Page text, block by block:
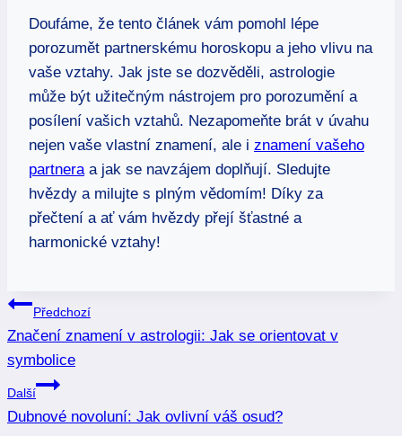
Doufáme, že tento článek vám⁢ pomohl lépe
porozumět ⁣partnerskému horoskopu ‍a⁢ jeho vlivu na
vaše vztahy. Jak jste se dozvěděli, ⁢astrologie
může být ⁤užitečným nástrojem pro porozumění a‍
posílení vašich vztahů. Nezapomeňte brát⁤ v‌ úvahu
nejen vaše ​vlastní znamení, ale ‍i znamení vašeho
partneraa jak se navzájem doplňují. Sledujte
⁢hvězdy a milujte‍ s plným vědomím! ⁢Díky za
přečtení ⁢a ⁣ať‌ vám‌ hvězdy přejí šťastné a
harmonické ‌vztahy!
Navigace
pro
příspěvek
Předchozí
Značení znamení v astrologii: Jak se orientovat v
symbolice
Další
Dubnové novoluní: Jak ovlivní váš osud?